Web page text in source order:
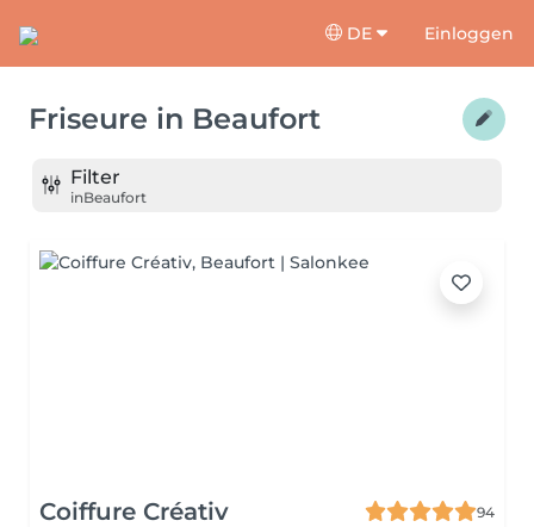
DE Einloggen
Friseure in Beaufort
Filter
inBeaufort
Coiffure Créativ
94